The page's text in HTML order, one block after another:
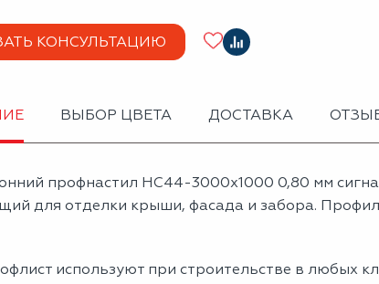
КОНСУЛЬТАЦИЮ
ВЫБОР ЦВЕТА ДОСТАВКА
профнастил НС44-3000х1000 0,80 мм
для отделки крыши, фасада и забора.
используют при строительстве в любых